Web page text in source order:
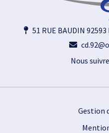
51 RUE BAUDIN 92593
Nous
Gestion